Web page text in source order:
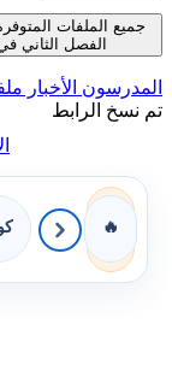
جميع الملفات
الفصل الثاني في
المدرسون الأخبار
تم نسخ الرابط
🔥